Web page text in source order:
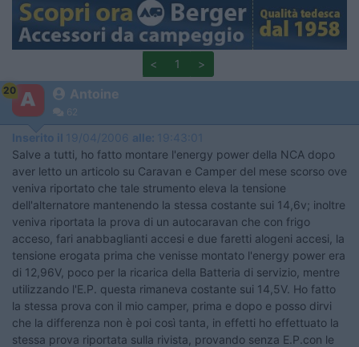
< 1 >
20 Antoine
62
Inserito il 19/04/2006 alle: 19:43:01
Salve a tutti, ho fatto montare l'energy power della NCA dopo
aver letto un articolo su Caravan e Camper del mese scorso ove
veniva riportato che tale strumento eleva la tensione
dell'alternatore mantenendo la stessa costante sui 14,6v; inoltre
veniva riportata la prova di un autocaravan che con frigo
acceso, fari anabbaglianti accesi e due faretti alogeni accesi, la
tensione erogata prima che venisse montato l'energy power era
di 12,96V, poco per la ricarica della Batteria di servizio, mentre
utilizzando l'E.P. questa rimaneva costante sui 14,5V. Ho fatto
la stessa prova con il mio camper, prima e dopo e posso dirvi
che la differenza non è poi così tanta, in effetti ho effettuato la
stessa prova riportata sulla rivista, provando senza E.P.con le